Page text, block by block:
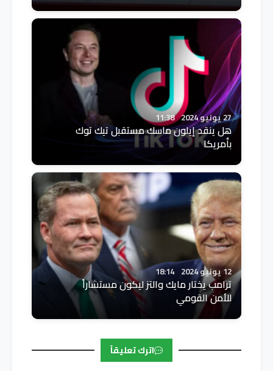
27 يونيو 2024 11:38
هل ينقد إيلون ماسك مستقبل تيك توك
بأمريكا
12 يونيو 2024 18:14
ترامب يختار مايك والتز ليكون مستشاراً
للأمن القومي
اترك تعليقاً